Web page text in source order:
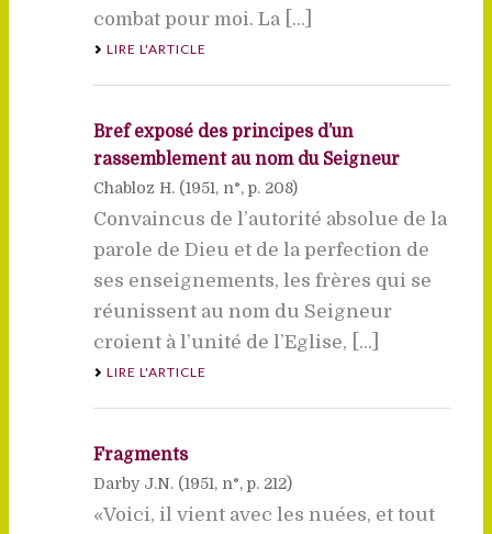
combat pour moi. La [...]
LIRE L'ARTICLE
Bref exposé des principes d’un
rassemblement au nom du Seigneur
Chabloz H. (1951, n°, p. 208)
Convaincus de l’autorité absolue de la
parole de Dieu et de la perfection de
ses enseignements, les frères qui se
réunissent au nom du Seigneur
croient à l’unité de l’Eglise, [...]
LIRE L'ARTICLE
Fragments
Darby J.N. (1951, n°, p. 212)
«Voici, il vient avec les nuées, et tout